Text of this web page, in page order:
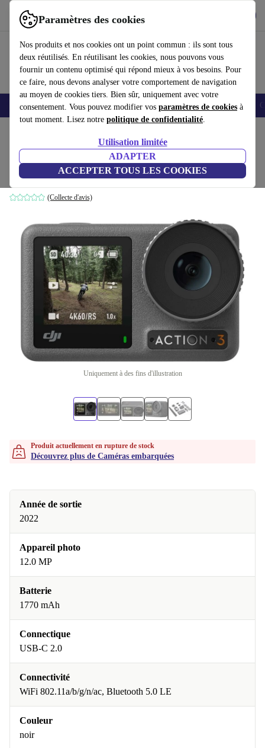
Paramètres des cookies
Nos produits et nos cookies ont un point commun : ils sont tous
deux réutilisés. En réutilisant les cookies, nous pouvons vous
fournir un contenu optimisé qui répond mieux à vos besoins. Pour
ce faire, nous devons analyser votre comportement de navigation
au moyen de cookies tiers. Bien sûr, uniquement avec votre
consentement. Vous pouvez modifier vos paramètres de cookies à
tout moment. Lisez notre politique de confidentialité.
Utilisation limitée
ADAPTER
ACCEPTER TOUS LES COOKIES
Utilisez refurbed rapidement et facilement
Smartphones Laptops Tablettes Montres connectées Accessoires
DJI Osmo Action 3 Adventure Combo
Noir
(Collecte d'avis)
Uniquement à des fins d'illustration
Produit actuellement en rupture de stock
Découvrez plus de Caméras embarquées
Année de sortie
2022
Appareil photo
12.0 MP
Batterie
1770 mAh
Connectique
USB-C 2.0
Connectivité
WiFi 802.11a/b/g/n/ac, Bluetooth 5.0 LE
Couleur
noir